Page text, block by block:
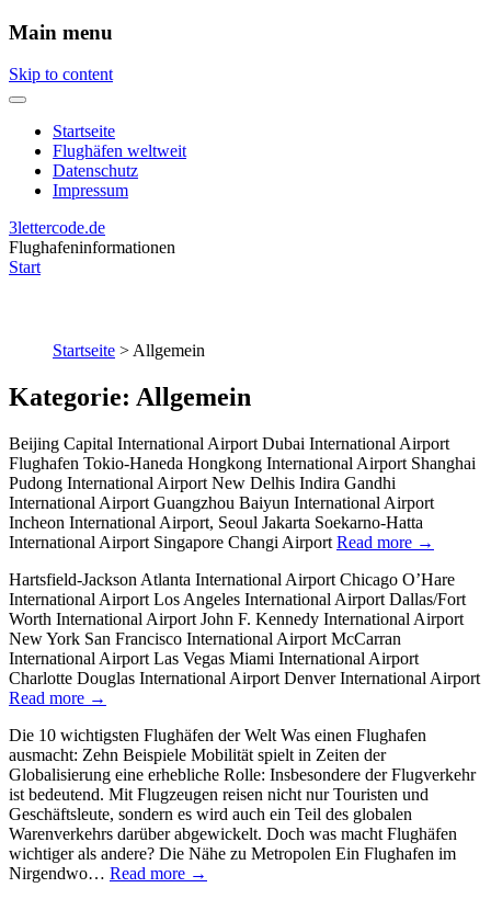
Main menu
Skip to content
Startseite
Flughäfen weltweit
Datenschutz
Impressum
3lettercode.de
Flughafeninformationen
Start
Startseite >Allgemein
Kategorie: Allgemein
Beijing Capital International Airport Dubai International Airport
Flughafen Tokio-Haneda Hongkong International Airport Shanghai
Pudong International Airport New Delhis Indira Gandhi
International Airport Guangzhou Baiyun International Airport
Incheon International Airport, Seoul Jakarta Soekarno-Hatta
International Airport Singapore Changi Airport Read more →
Hartsfield-Jackson Atlanta International Airport Chicago O’Hare
International Airport Los Angeles International Airport Dallas/Fort
Worth International Airport John F. Kennedy International Airport
New York San Francisco International Airport McCarran
International Airport Las Vegas Miami International Airport
Charlotte Douglas International Airport Denver International Airport
Read more →
Die 10 wichtigsten Flughäfen der Welt Was einen Flughafen
ausmacht: Zehn Beispiele Mobilität spielt in Zeiten der
Globalisierung eine erhebliche Rolle: Insbesondere der Flugverkehr
ist bedeutend. Mit Flugzeugen reisen nicht nur Touristen und
Geschäftsleute, sondern es wird auch ein Teil des globalen
Warenverkehrs darüber abgewickelt. Doch was macht Flughäfen
wichtiger als andere? Die Nähe zu Metropolen Ein Flughafen im
Nirgendwo… Read more →